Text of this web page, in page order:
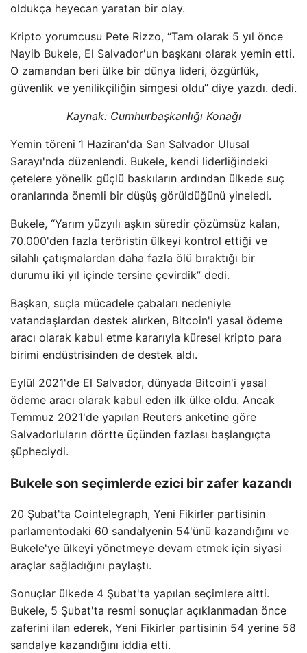
oldukça heyecan yaratan bir olay.
Kripto yorumcusu Pete Rizzo, “Tam olarak 5 yıl önce
Nayib Bukele, El Salvador'un başkanı olarak yemin etti.
O zamandan beri ülke bir dünya lideri, özgürlük,
güvenlik ve yenilikçiliğin simgesi oldu” diye yazdı. dedi.
Kaynak: Cumhurbaşkanlığı Konağı
Yemin töreni 1 Haziran'da San Salvador Ulusal
Sarayı'nda düzenlendi. Bukele, kendi liderliğindeki
çetelere yönelik güçlü baskıların ardından ülkede suç
oranlarında önemli bir düşüş görüldüğünü yineledi.
Bukele, “Yarım yüzyılı aşkın süredir çözümsüz kalan,
70.000'den fazla teröristin ülkeyi kontrol ettiği ve
silahlı çatışmalardan daha fazla ölü bıraktığı bir
durumu iki yıl içinde tersine çevirdik” dedi.
Başkan, suçla mücadele çabaları nedeniyle
vatandaşlardan destek alırken, Bitcoin'i yasal ödeme
aracı olarak kabul etme kararıyla küresel kripto para
birimi endüstrisinden de destek aldı.
Eylül 2021'de El Salvador, dünyada Bitcoin'i yasal
ödeme aracı olarak kabul eden ilk ülke oldu. Ancak
Temmuz 2021'de yapılan Reuters anketine göre
Salvadorluların dörtte üçünden fazlası başlangıçta
şüpheciydi.
Bukele son seçimlerde ezici bir zafer kazandı
20 Şubat'ta Cointelegraph, Yeni Fikirler partisinin
parlamentodaki 60 sandalyenin 54'ünü kazandığını ve
Bukele'ye ülkeyi yönetmeye devam etmek için siyasi
araçlar sağladığını paylaştı.
Sonuçlar ülkede 4 Şubat'ta yapılan seçimlere aitti.
Bukele, 5 Şubat'ta resmi sonuçlar açıklanmadan önce
zaferini ilan ederek, Yeni Fikirler partisinin 54 yerine 58
sandalye kazandığını iddia etti.